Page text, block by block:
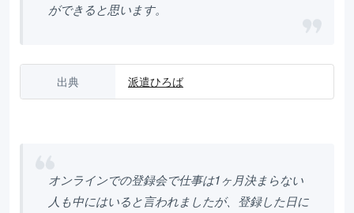
ができると思います。
出典 派遣ひろば
オンラインでの登録会で仕事は1ヶ月決まらない
人も中にはいると言われましたが、登録した日に